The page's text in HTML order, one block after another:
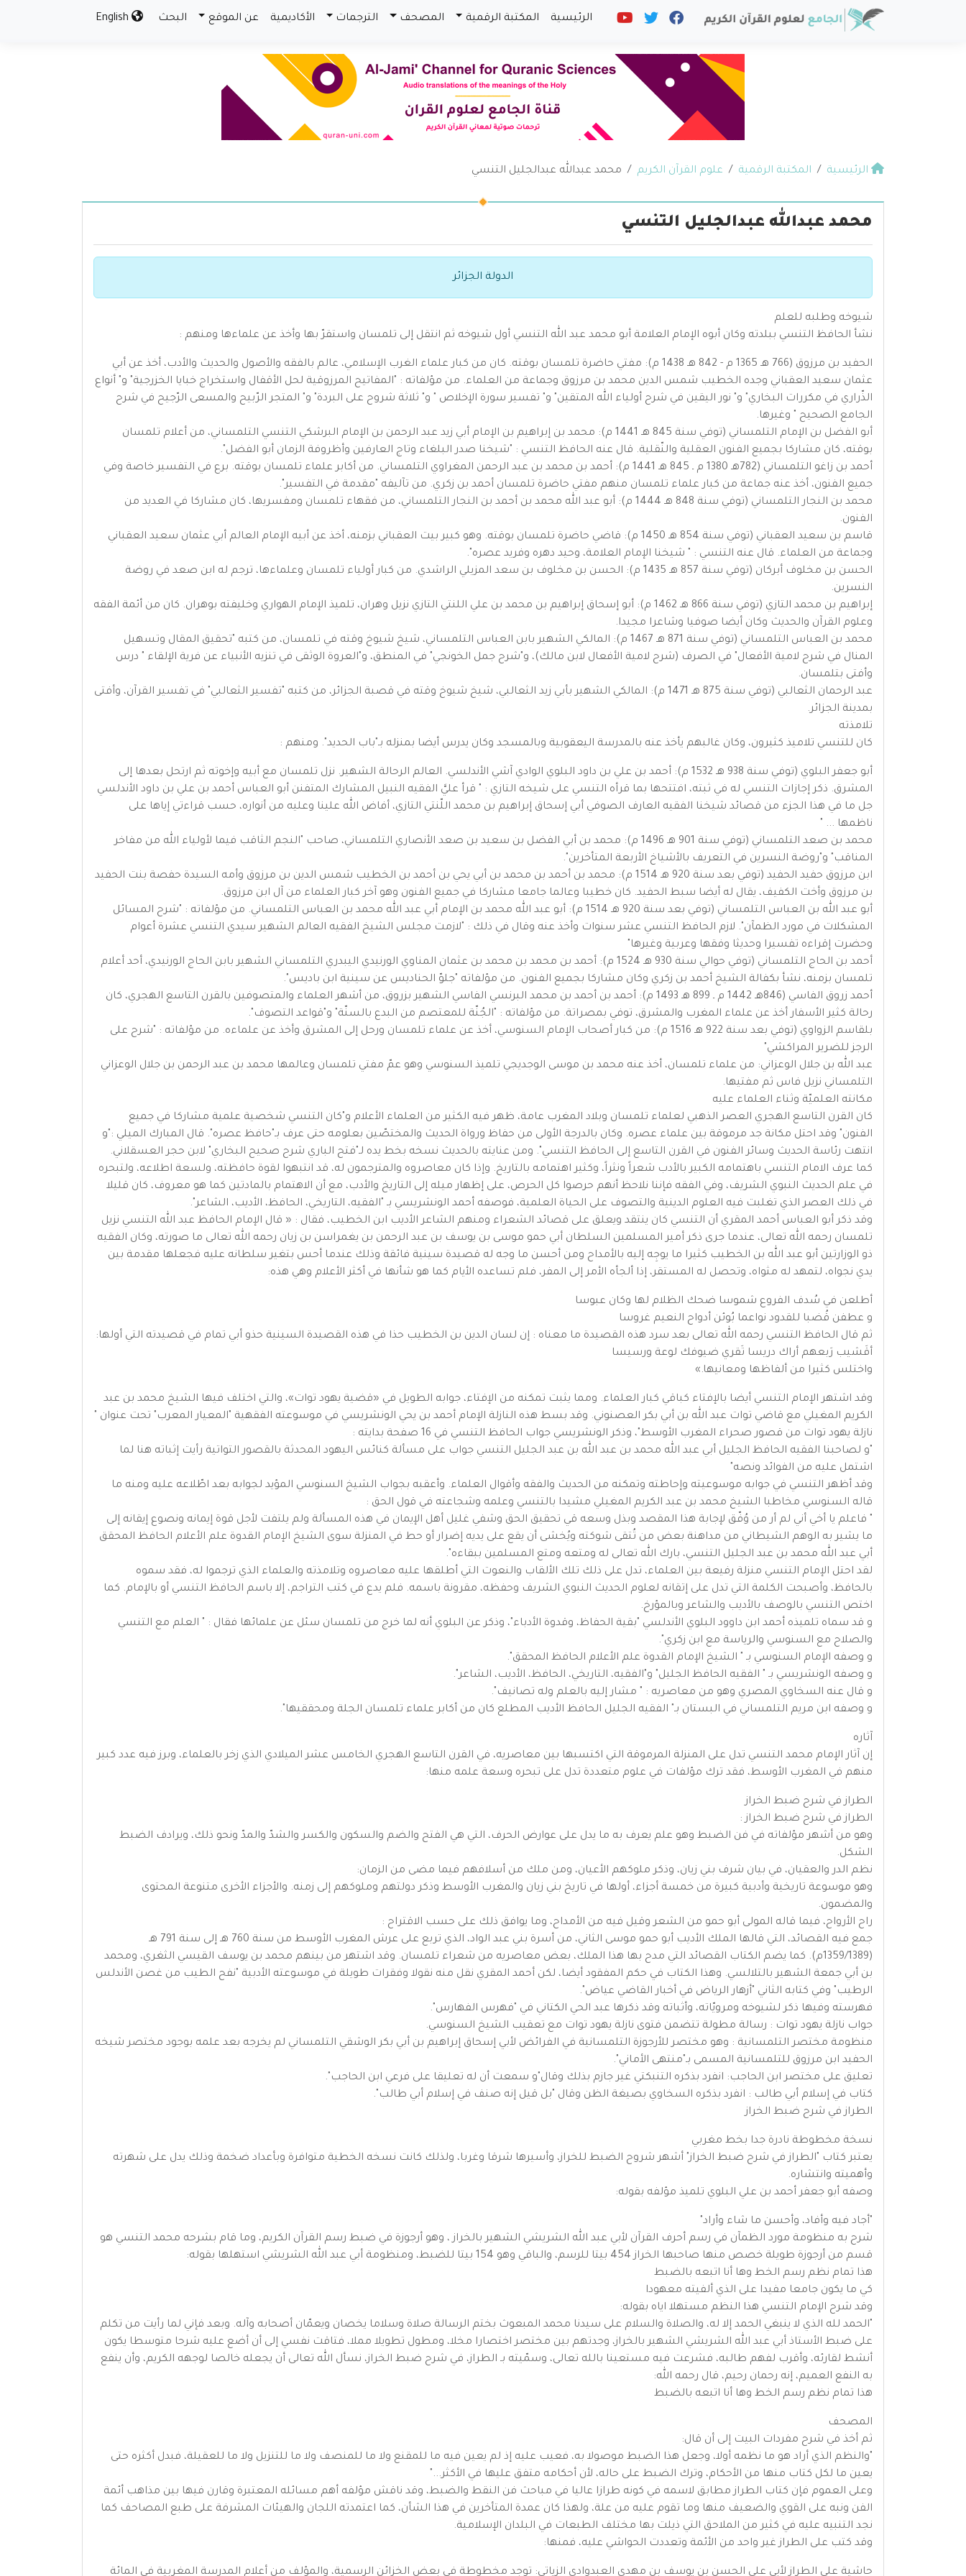
الرئيسية المكتبة الرقمية المصحف الترجمات الأكاديمية عن الموقع البحث
الرئيسية المكتبة الرقمية علوم القرآن الكريم محمد عبدالله عبدالجليل التنسي
محمد عبدالله عبدالجليل التنسي
الدولة الجزائر
شيوخه وطلبه للعلم
نشأ الحافظ التنسي ببلدته وكان أبوه الإمام العلامة أبو محمد عبد الله التنسي أول شيوخه ثم انتقل إلى تلمسان واستقرّ بها وأخذ عن علماءها ومنهم :
الحفيد بن مرزوق (766 هـ 1365 م - 842 هـ 1438 م): مفتي حاضرة تلمسان بوقته. كان من كبار علماء الغرب الإسلامي، عالم بالفقه والأصول والحديث والأدب، أخذ عن أبي
عثمان سعيد العقباني وجده الخطيب شمس الدين محمد بن مرزوق وجماعة من العلماء. من مؤلفاته : "المفاتيح المرزوقية لحل الأقفال واستخراج خبايا الخزرجية" و" أنواع
الذّراري في مكررات البخاري" و" نور اليقين في شرح أولياء الله المتقين" و" تفسير سورة الإخلاص " و" ثلاثة شروح على البردة" و" المتجر الرّبيح والمسعى الرّجيح في شرح
الجامع الصحيح " وغيرها.
أبو الفضل بن الإمام التلمساني (توفي سنة 845 هـ 1441 م): محمد بن إبراهيم بن الإمام أبي زيد عبد الرحمن بن الإمام البرشكي التنسي التلمساني، من أعلام تلمسان
بوقته، كان مشاركا بجميع الفنون العقلية والنّقلية. قال عنه الحافظ التنسي : "شيخنا صدر البلغاء وتاج العارفين وأظروفة الزمان أبو الفضل".
أحمد بن زاغو التلمساني (782هـ 1380 م ـ 845 هـ 1441 م): أحمد بن محمد بن عبد الرحمن المغراوي التلمساني. من أكابر علماء تلمسان بوقته. برع في التفسير خاصة وفي
جميع الفنون، أخذ عنه جماعة من كبار علماء تلمسان منهم مفتي حاضرة تلمسان أحمد بن زكري. من تآليفه "مقدمة في التفسير".
محمد بن النجار التلمساني (توفي سنة 848 هـ 1444 م): أبو عبد الله محمد بن أحمد بن النجار التلمساني، من فقهاء تلمسان ومفسريها، كان مشاركا في العديد من
الفنون.
قاسم بن سعيد العقباني (توفي سنة 854 هـ 1450 م): قاضي حاضرة تلمسان بوقته. وهو كبير بيت العقباني بزمنه، أخذ عن أبيه الإمام العالم أبي عثمان سعيد العقباني
وجماعة من العلماء. قال عنه التنسي : " شيخنا الإمام العلامة، وحيد دهره وفريد عصره".
الحسن بن مخلوف أبركان (توفي سنة 857 هـ 1435 م): الحسن بن مخلوف بن سعد المزيلي الراشدي. من كبار أولياء تلمسان وعلماءها، ترجم له ابن صعد في روضة
النسرين.
إبراهيم بن محمد التازي (توفي سنة 866 هـ 1462 م): أبو إسحاق إبراهيم بن محمد بن علي اللنتي التازي نزيل وهران، تلميذ الإمام الهواري وخليفته بوهران. كان من أئمة الفقه
وعلوم القرآن والحديث وكان أيضا صوفيا وشاعرا مجيدا.
محمد بن العباس التلمساني (توفي سنة 871 هـ 1467 م): المالكي الشهير بابن العباس التلمساني، شيخ شيوخ وقته في تلمسان، من كتبه "تحقيق المقال وتسهيل
المنال في شرح لامية الأفعال" في الصرف (شرح لامية الأفعال لابن مالك)، و"شرح جمل الخونجي" في المنطق، و"العروة الوثقى في تنزيه الأنبياء عن فرية الإلقاء " درس
وأفتى بتلمسان.
عبد الرحمان الثعالبي (توفي سنة 875 هـ 1471 م): المالكي الشهير بأبي زيد الثعالبي، شيخ شيوخ وقته في قصبة الجزائر، من كتبه "تفسير الثعالبي" في تفسير القرآن، وأفتى
بمدينة الجزائر.
تلامذته
كان للتنسي تلاميذ كثيرون، وكان غالبهم يأخذ عنه بالمدرسة اليعقوبية وبالمسجد وكان يدرس أيضا بمنزله بـ"باب الحديد". ومنهم :
أبو جعفر البلوي (توفي سنة 938 هـ 1532 م): أحمد بن علي بن داود البلوي الوادي آشي الأندلسي. العالم الرحالة الشهير. نزل تلمسان مع أبيه وإخوته ثم ارتحل بعدها إلى
المشرق. ذكر إجازات التنسي له في ثبته، افتتحها بما قرأه التنسي على شيخه التازي : " قرأ عليَّ الفقيه النبيل المشارك المتفنن أبو العباس أحمد بن علي بن داود الأندلسي
جل ما في هذا الجزء من قصائد شيخنا الفقيه العارف الصوفي أبي إسحاق إبراهيم بن محمد اللّنتي التازي، أفاض الله علينا وعليه من أنواره، حسب قراءتي إياها على
ناظمها ... "
محمد بن صعد التلمساني (توفي سنة 901 هـ 1496 م): محمد بن أبي الفضل بن سعيد بن صعد الأنصاري التلمساني، صاحب "النجم الثاقب فيما لأولياء الله من مفاخر
المناقب" و"روضة النسرين في التعريف بالأشياخ الأربعة المتأخرين".
ابن مرزوق حفيد الحفيد (توفي بعد سنة 920 هـ 1514 م): محمد بن أحمد بن محمد بن أبي يحي بن أحمد بن الخطيب شمس الدين بن مرزوق وأمه السيدة حفصة بنت الحفيد
بن مرزوق وأخت الكفيف، يقال له أيضا سبط الحفيد. كان خطيبا وعالما جامعا مشاركا في جميع الفنون وهو آخر كبار العلماء من آل ابن مرزوق.
أبو عبد الله بن العباس التلمساني (توفي بعد سنة 920 هـ 1514 م): أبو عبد الله محمد بن الإمام أبي عبد الله محمد بن العباس التلمساني. من مؤلفاته : "شرح المسائل
المشكلات في مورد الظمآن". لازم الحافظ التنسي عشر سنوات وأخذ عنه وقال في ذلك : "لازمت مجلس الشيخ الفقيه العالم الشهير سيدي التنسي عشرة أعوام
وحضرت إقراءه تفسيرا وحديثا وفقها وعربية وغيرها"
أحمد بن الحاج التلمساني (توفي حوالي سنة 930 هـ 1524 م): أحمد بن محمد بن محمد بن عثمان المناوي الورنيدي اليبدري التلمساني الشهير بابن الحاج الورنيدي، أحد أعلام
تلمسان بزمنه، نشأ بكفالة الشيخ أحمد بن زكري وكان مشاركا بجميع الفنون. من مؤلفاته "جلوّ الحناديس عن سينية ابن باديس".
أحمد زروق الفاسي (846هـ 1442 م ـ 899 هـ 1493 م): أحمد بن أحمد بن محمد البرنسي الفاسي الشهير بزروق، من أشهر العلماء والمتصوفين بالقرن التاسع الهجري، كان
رحالة كثير الأسفار أخذ عن علماء المغرب والمشرق، توفي بمصراتة. من مؤلفاته : "الجُنّة للمعتصم من البدع بالسنّة" و"قواعد التصوف".
بلقاسم الزواوي (توفي بعد سنة 922 هـ 1516 م): من كبار أصحاب الإمام السنوسي، أخذ عن علماء تلمسان ورحل إلى المشرق وأخذ عن علماءه. من مؤلفاته : "شرح على
الرجز للضرير المراكشي"
عبد الله بن جلال الوعزاني: من علماء تلمسان، أخذ عنه محمد بن موسى الوجديجي تلميذ السنوسي وهو عمّ مفتي تلمسان وعالمها محمد بن عبد الرحمن بن جلال الوعزاني
التلمساني نزيل فاس ثم مفتيها.
مكانته العلميّة وثناء العلماء عليه
كان القرن التاسع الهجري العصر الذهبي لعلماء تلمسان وبلاد المغرب عامة، ظهر فيه الكثير من العلماء الأعلام و"كان التنسي شخصية علمية مشاركا في جميع
الفنون" وقد احتل مكانة جد مرموقة بين علماء عصره. وكان بالدرجة الأولى من حفاظ ورواة الحديث والمختصّين بعلومه حتى عرف بـ"حافظ عصره". قال المبارك الميلي :"و
انتهت رئاسة الحديث وسائر الفنون في القرن التاسع إلى الحافظ التنسي". ومن عنايته بالحديث نسخه بخط يده لـ"فتح الباري شرح صحيح البخاري" لابن حجر العسقلاني.
كما عرف الامام التنسي باهتمامه الكبير بالأدب شعراً ونثراً، وكثير اهتمامه بالتاريخ. وإذا كان معاصروه والمترجمون له، قد انتبهوا لقوة حافظته، ولسعة اطلاعه، ولتبحره
في علم الحديث النبوي الشريف، وفي الفقه فإننا نلاحظ أنهم حرصوا كل الحرص، على إظهار ميله إلى التاريخ والأدب، مع أن الاهتمام بالمادتين كما هو معروف، كان قليلا
في ذلك العصر الذي تغلبت فيه العلوم الدينية والتصوف على الحياة العلمية، فوصفه أحمد الونشريسي بـ "الفقيه، التاريخي، الحافظ، الأديب، الشاعر".
وقد ذكر أبو العباس أحمد المقري أن التنسي كان ينتقد ويعلق على قصائد الشعراء ومنهم الشاعر الأديب ابن الخطيب، فقال : « قال الإمام الحافظ عبد الله التنسي نزيل
تلمسان رحمه الله تعالى، عندما جرى ذكر أمير المسلمين السلطان أبي حمو موسى بن يوسف بن عبد الرحمن بن يغمراسن بن زيان رحمه الله تعالى ما صورته، وكان الفقيه
ذو الوزارتين أبو عبد الله بن الخطيب كثيرا ما يوجِه إليه بالأمداح ومن أحسن ما وجه له قصيدة سينية فائقة وذلك عندما أحس بتغير سلطانه عليه فجعلها مقدمة بين
يدي نجواه، لتمهد له مثواه، وتحصل له المستقر، إذا ألجأه الأمر إلى المفر، فلم تساعده الأيام كما هو شأنها في أكثر الأعلام وهي هذه:
أطلعن في سُدف الفروع شموسا ضحك الظلام لها وكان عبوسا
و عطفن قُضبا للقدود نواعما بُوئن أدواح النعيم غروسا
ثم قال الحافظ التنسي رحمه الله تعالى بعد سرد هذه القصيدة ما معناه : إن لسان الدين بن الخطيب حذا في هذه القصيدة السينية حذو أبي تمام في قصيدته التي أولها:
أقَشيب رَبعهم أراك دريسا تَقري ضيوفك لوعة ورسيسا
واختلس كثيرا من ألفاظها ومعانيها.»
وقد اشتهر الإمام التنسي أيضا بالإفتاء كباقي كبار العلماء. ومما يثبت تمكنه من الإفتاء، جوابه الطويل في «قضية يهود توات»، والتي اختلف فيها الشيخ محمد بن عبد
الكريم المغيلي مع قاضي توات عبد الله بن أبي بكر العصنوني. وقد بسط هذه النازلة الإمام أحمد بن يحي الونشريسي في موسوعته الفقهية "المعيار المعرب" تحت عنوان "
نازلة يهود توات من قصور صحراء المغرب الأوسط"، وذكر الونشريسي جواب الحافظ التنسي في 16 صفحة بدايته :
"و لصاحبنا الفقيه الحافظ الجليل أبي عبد الله محمد بن عبد الله بن عبد الجليل التنسي جواب على مسألة كنائس اليهود المحدثة بالقصور التواتية رأيت إثباته هنا لما
اشتمل عليه من الفوائد ونصه"
وقد أظهر التنسي في جوابه موسوعيته وإحاطته وتمكنه من الحديث والفقه وأقوال العلماء. وأعقبه بجواب الشيخ السنوسي المؤيد لجوابه بعد اطّلاعه عليه ومنه ما
قاله السنوسي مخاطبا الشيخ محمد بن عبد الكريم المغيلي مشيدا بالتنسي وعلمه وشجاعته في قول الحق :
" فاعلم يا أخي أني لم أر من وُفّق لإجابة هذا المقصد وبذل وسعه قي تحقيق الحق وشفي غليل أهل الإيمان في هذه المسألة ولم يلتفت لأجل قوة إيمانه ونصوع إيقانه إلى
ما يشير به الوهم الشيطاني من مداهنة بعض من تُتقى شوكته ويُخشى أن يقع على يديه إضرار أو حط في المنزلة سوى الشيخ الإمام القدوة علم الأعلام الحافظ المحقق
أبي عبد الله محمد بن عبد الجليل التنسي، بارك الله تعالى له ومتعه ومتع المسلمين ببقاءه".
لقد احتل الإمام التنسي منزلة رفيعة بين العلماء، تدل على ذلك تلك الألقاب والنعوت التي أطلقها عليه معاصروه وتلامذته والعلماء الذي ترجموا له، فقد سموه
بالحافظ، وأصبحت الكلمة التي تدل على إتقانه لعلوم الحديث النبوي الشريف وحفظه، مقرونة باسمه. فلم يدع في كتب التراجم، إلا باسم الحافظ التنسي أو بالإمام. كما
اختص التنسي بالوصف بالأديب والشاعر وبالمؤرخ.
و قد سماه تلميذه أحمد ابن داوود البلوي الأندلسي "بقية الحفاظ، وقدوة الأدباء"، وذكر عن البلوي أنه لما خرج من تلمسان سئل عن علمائها فقال : " العلم مع التنسي
والصلاح مع السنوسي والرياسة مع ابن زكري".
و وصفه الإمام السنوسي بـ " الشيخ الإمام القدوة علم الأعلام الحافظ المحقق".
و وصفه الونشريسي بـ " الفقيه الحافظ الجليل" و"الفقيه، التاريخي، الحافظ، الأديب، الشاعر".
و قال عنه السخاوي المصري وهو من معاصريه : " مشار إليه بالعلم وله تصانيف".
و وصفه ابن مريم التلمساني في البستان بـ" الفقيه الجليل الحافظ الأديب المطلع كان من أكابر علماء تلمسان الجلة ومحققيها".
آثاره
إن آثار الإمام محمد التنسي تدل على المنزلة المرموقة التي اكتسبها بين معاصريه، في القرن التاسع الهجري الخامس عشر الميلادي الذي زخر بالعلماء، وبرز فيه عدد كبير
منهم في المغرب الأوسط، فقد ترك مؤلفات في علوم متعددة تدل على تبحره وسعة علمه منها:
الطراز في شرح ضبط الخراز
الطراز في شرح ضبط الخراز :
وهو من أشهر مؤلفاته في فن الضبط وهو علم يعرف به ما يدل على عوارض الحرف، التي هي الفتح والضم والسكون والكسر والشدّ والمدّ ونحو ذلك، ويرادف الضبط
الشكل.
نظم الدر والعقيان، في بيان شرف بني زيان، وذكر ملوكهم الأعيان، ومن ملك من أسلافهم فيما مضى من الزمان:
وهو موسوعة تاريخية وأدبية كبيرة من خمسة أجزاء، أولها في تاريخ بني زيان والمغرب الأوسط وذكر دولتهم وملوكهم إلى زمنه. والأجزاء الأخرى متنوعة المحتوى
والمضمون.
راح الأرواح، فيما قاله المولى أبو حمو من الشعر وقيل فيه من الأمداح، وما يوافق ذلك على حسب الاقتراح :
جمع فيه القصائد، التي قالها الملك الأديب أبو حمو موسى الثاني، من أسرة بني عبد الواد، الذي تربع على عرش المغرب الأوسط من سنة 760 هـ إلى سنة 791 هـ
(1359/1389م). كما يضم الكتاب القصائد التي مدح بها هذا الملك، بعض معاصريه من شعراء تلمسان. وقد اشتهر من بينهم محمد بن يوسف القيسي الثغري، ومحمد
بن أبي جمعة الشهير بالتلالسي. وهذا الكتاب في حكم المفقود أيضا، لكن أحمد المقري نقل منه نقولا وفقرات طويلة في موسوعته الأدبية "نفح الطيب من غصن الأندلس
الرطيب" وفي كتابه الثاني "أزهار الرياض في أخبار القاضي عياض".
فهرسته وفيها ذكر لشيوخه ومرويّاته، وأثباته وقد ذكرها عبد الحي الكتاني في "فهرس الفهارس".
جواب نازلة يهود توات : رسالة مطولة تتضمن فتوى نازلة يهود توات مع تعقيب الشيخ السنوسي.
منظومة مختصر التلمسانية : وهو مختصر للأرجوزة التلمسانية في الفرائض لأبي إسحاق إبراهيم بن أبي بكر الوشقي التلمساني لم يخرجه بعد علمه بوجود مختصر شيخه
الحفيد ابن مرزوق للتلمسانية المسمى بـ"منتهى الأماني".
تعليق على مختصر ابن الحاجب: انفرد بذكره التنبكتي غير جازم بذلك وقال"و سمعت أن له تعليقا على فرعي ابن الحاجب".
كتاب في إسلام أبي طالب : انفرد بذكره السخاوي بصيغة الظن وقال "بل قيل إنه صنف في إسلام أبي طالب".
الطراز في شرح ضبط الخراز
نسخة مخطوطة نادرة جدا بخط مغربي
يعتبر كتاب "الطراز في شرح ضبط الخراز" أشهر شروح الضبط للخراز، وأسيرها شرقا وغربا، ولذلك كانت نسخه الخطية متوافرة وبأعداد ضخمة وذلك يدل على شهرته
وأهميته وانتشاره.
وصفه أبو جعفر أحمد بن علي البلوي تلميذ مؤلفه بقوله:
"أجاد فيه وأفاد، وأحسن ما شاء وأراد"
شرح به منظومة مورد الظمآن في رسم أحرف القرآن لأبي عبد الله الشريشي الشهير بالخراز ، وهو أرجوزة في ضبط رسم القرآن الكريم، وما قام بشرحه محمد التنسي هو
قسم من أرجوزة طويلة خصص منها صاحبها الخراز 454 بيتا للرسم، والباقي وهو 154 بيتا للضبط، ومنظومة أبي عبد الله الشريشي استهلها بقوله:
هذا تمام نظم رسم الخط وها أنا اتبعه بالضبط
كي ما يكون جامعا مفيدا على الذي ألفيته معهودا
وقد شرح الإمام التنسي هذا النظم مستهلا اياه بقوله:
"الحمد لله الذي لا ينبغي الحمد إلا له، والصلاة والسلام على سيدنا محمد المبعوث بختم الرسالة صلاة وسلاما يخصان ويعمّان أصحابه وآله. وبعد فإني لما رأيت من تكلم
على ضبط الأستاذ أبي عبد الله الشريشي الشهير بالخراز، وجدتهم بين مختصر اختصارا مخلا، ومطول تطويلا مملا، فتاقت نفسي إلى أن أضع عليه شرحا متوسطا يكون
أنشط لقارئه، وأقرب لفهم طالبه، فشرعت فيه مستعينا بالله تعالى، وسمّيته بـ الطراز، في شرح ضبط الخراز، نسأل الله تعالى أن يجعله خالصا لوجهه الكريم، وأن ينفع
به النفع العميم، إنه رحمان رحيم، قال رحمه الله:
هذا تمام نظم رسم الخط وها أنا اتبعه بالضبط
المصحف
ثم أخذ في شرح مفردات البيت إلى أن قال:
"والنظم الذي أراد هو ما نظمه أولا، وجعل هذا الضبط موصولا به، فعيب عليه إذ لم يعين فيه ما للمقنع ولا ما للمنصف ولا ما للتنزيل ولا ما للعقيلة، فبدل أكثره حتى
يعين ما لكل كتاب منها من الأحكام، وترك الضبط على حاله، لأن أحكامه متفق عليها في الأكثر..."
وعلى العموم فإن كتاب الطراز مطابق لاسمه في كونه طرازا عاليا في مباحث فن النقط والضبط، وقد ناقش مؤلفه أهم مسائله المعتبرة وقارن فيها بين مذاهب أئمة
الفن ونبه على القوي والضعيف منها وما تقوم عليه من علة، ولهذا كان عمدة المتأخرين في هذا الشأن، كما اعتمدته اللجان والهيئات المشرفة على طبع المصاحف كما
نجد التنبيه عليه في كثير من الملاحق التي ذيلت بها مختلف الطبعات في البلدان الإسلامية.
وقد كتب على الطراز غير واحد من الأئمة وتعددت الحواشي عليه، فمنها:
حاشية على الطراز لأبي علي الحسن بن يوسف بن مهدي العبدوادي الزياتي: توجد مخطوطة في بعض الخزائن الرسمية، والمؤلف من أعلام المدرسة المغربية في المائة